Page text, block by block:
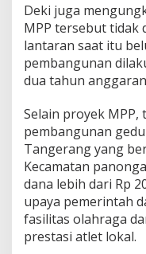
b
l
i
k
a
G
e
d
n
g
K
O
N
I
Deki juga
MPP tersebut tidak
lantaran saat itu
pembangunan
dua tahun
Selain proyek
pembangunan
Tangerang yang
Kecamatan
dana lebih dari Rp
upaya pemerintah
fasilitas olahraga
prestasi atlet lokal.